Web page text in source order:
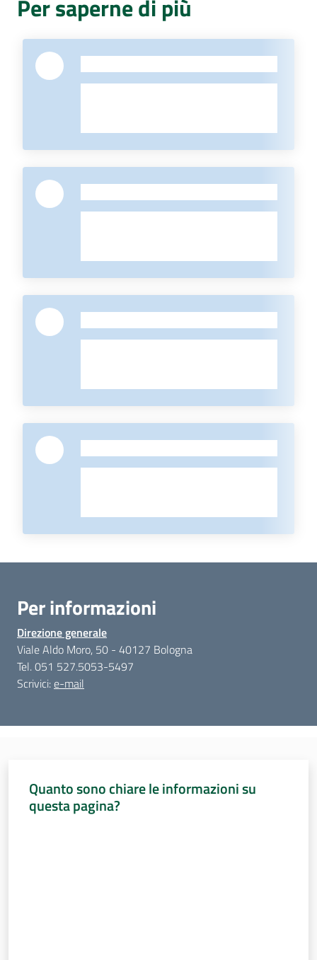
Per saperne di più
Per informazioni
Direzione generale
Viale Aldo Moro, 50 - 40127 Bologna
Tel. 051 527.5053-5497
Scrivici: e-mail
Quanto sono chiare le informazioni su
questa pagina?